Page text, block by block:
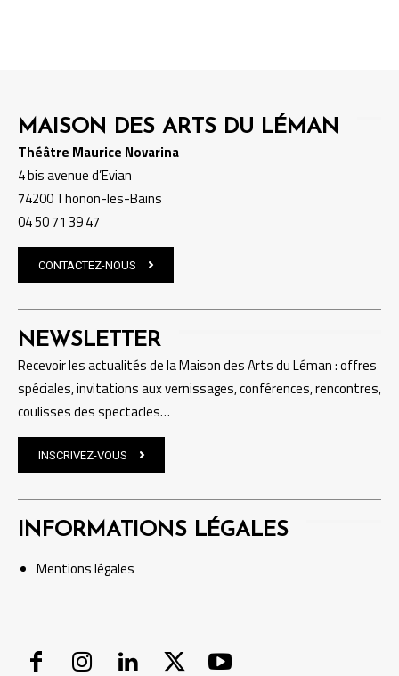
MAISON DES ARTS DU LÉMAN
Théâtre Maurice Novarina
4 bis avenue d’Evian
74200 Thonon-les-Bains
04 50 71 39 47
CONTACTEZ-NOUS
NEWSLETTER
Recevoir les actualités de la Maison des Arts du Léman : offres
spéciales, invitations aux vernissages, conférences, rencontres,
coulisses des spectacles…
INSCRIVEZ-VOUS
INFORMATIONS LÉGALES
Mentionslégales